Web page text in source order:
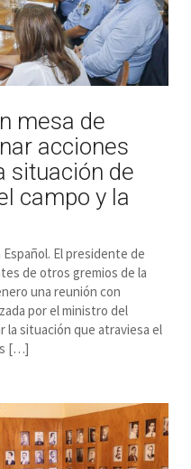
mesa de
acciones
situación de
campo y la
El presidente de
de otros gremios de la
una reunión con
por el ministro del
la situación que atraviesa el
[…]